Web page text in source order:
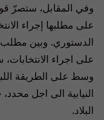
وفي المقابل، ستصرّ قوى
على مطلبها إجراء
الدستوري. وبين مطلب
على اجراء
وسط على الطريقة
النيابية الى اجل
البلاد.